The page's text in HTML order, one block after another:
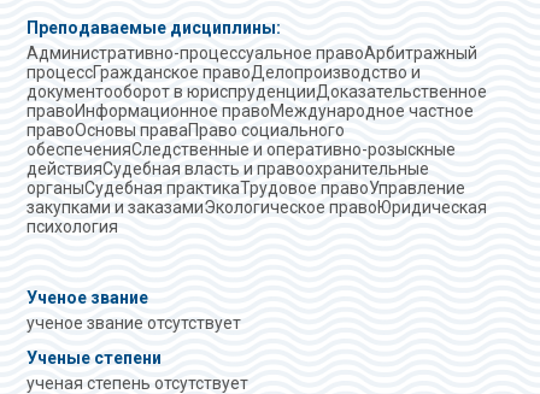
Преподаваемые дисциплины:
Административно-процессуальное правоАрбитражный
процессГражданское правоДелопроизводство и
документооборот в юриспруденцииДоказательственное
правоИнформационное правоМеждународное частное
правоОсновы праваПраво социального
обеспеченияСледственные и оперативно-розыскные
действияСудебная власть и правоохранительные
органыСудебная практикаТрудовое правоУправление
закупками и заказамиЭкологическое правоЮридическая
психология
Ученое звание
ученое звание отсутствует
Ученые степени
ученая степень отсутствует